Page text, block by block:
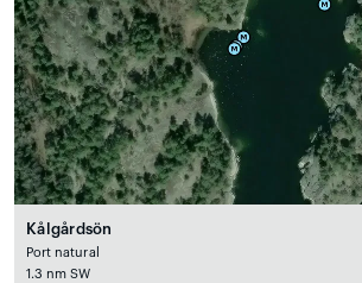
Kålgårdsön
Port natural
1.3 nm SW